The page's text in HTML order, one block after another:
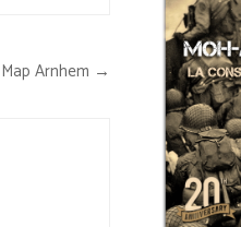
Map Arnhem →